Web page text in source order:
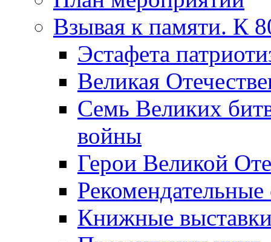
Взывая к памяти. К
Эcтафета
Великая
Семь Великих
войны
Герои Великой
Рекомендательные
Книжные